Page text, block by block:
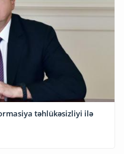
təhlükəsizliyi ilə